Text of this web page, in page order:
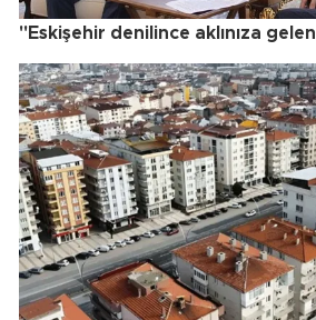
"Eskişehir denilince aklınıza